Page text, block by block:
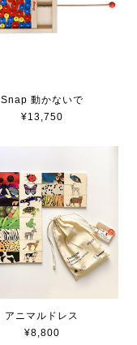
Snap 動かないで
¥13,750
アニマルドレス
¥8,800